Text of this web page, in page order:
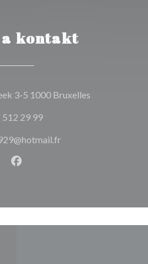
a kontakt
3-5 1000 Bruxelles
512 29 99
Facebook ((otevře se v